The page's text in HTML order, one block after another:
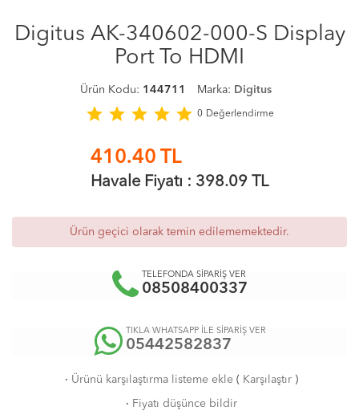
Digitus AK-340602-000-S Display
Port To HDMI
Ürün Kodu: 144711 Marka: Digitus
star star star star star 0 Değerlendirme
410.40 TL
Havale Fiyatı : 398.09 TL
Ürün geçici olarak temin edilememektedir.
TELEFONDA SİPARİŞ VER
08508400337
TIKLA WHATSAPP İLE SİPARİŞ VER
05442582837
· Ürünü karşılaştırma listeme ekle( Karşılaştır)
· Fiyatı düşünce bildir